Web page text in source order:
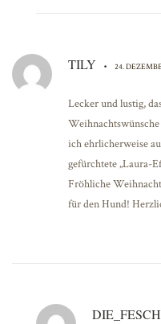
TILY • 24.
Lecker und lustig,
ich ehrlicherweise
gefürchtete „Laura-
Fröhliche
für den Hund!